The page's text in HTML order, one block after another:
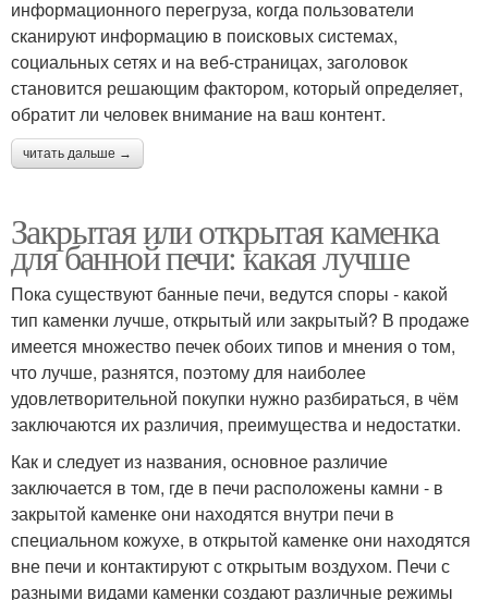
информационного перегруза, когда пользователи
сканируют информацию в поисковых системах,
социальных сетях и на веб-страницах, заголовок
становится решающим фактором, который определяет,
обратит ли человек внимание на ваш контент.
читать дальше →
Закрытая или открытая каменка
для банной печи: какая лучше
Пока существуют банные печи, ведутся споры - какой
тип каменки лучше, открытый или закрытый? В продаже
имеется множество печек обоих типов и мнения о том,
что лучше, разнятся, поэтому для наиболее
удовлетворительной покупки нужно разбираться, в чём
заключаются их различия, преимущества и недостатки.
Как и следует из названия, основное различие
заключается в том, где в печи расположены камни - в
закрытой каменке они находятся внутри печи в
специальном кожухе, в открытой каменке они находятся
вне печи и контактируют с открытым воздухом. Печи с
разными видами каменки создают различные режимы